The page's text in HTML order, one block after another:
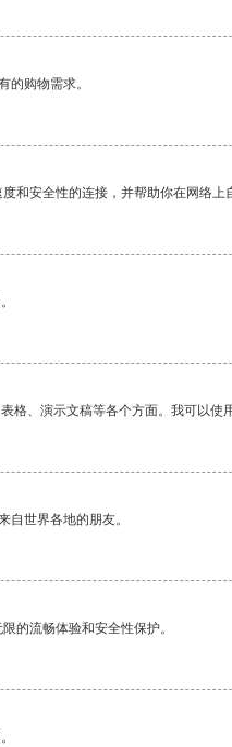
的购物需求。
和安全性的连接，并帮助你在网络上
格、演示文稿等各个方面。我可以使
自世界各地的朋友。
的流畅体验和安全性保护。